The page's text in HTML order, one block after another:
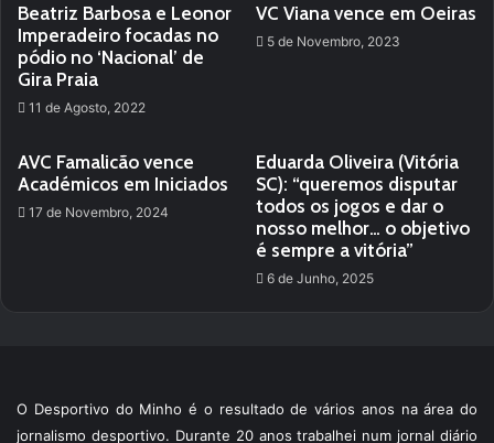
Beatriz Barbosa e Leonor
Imperadeiro focadas no
pódio no ‘Nacional’ de
Gira Praia
11 de Agosto, 2022
VC Viana vence em Oeiras
5 de Novembro, 2023
AVC Famalicão vence
Académicos em Iniciados
17 de Novembro, 2024
Eduarda Oliveira (Vitória
SC): “queremos disputar
todos os jogos e dar o
nosso melhor… o objetivo
é sempre a vitória”
6 de Junho, 2025
O Desportivo do Minho é o resultado de vários anos na área do
jornalismo desportivo. Durante 20 anos trabalhei num jornal diário